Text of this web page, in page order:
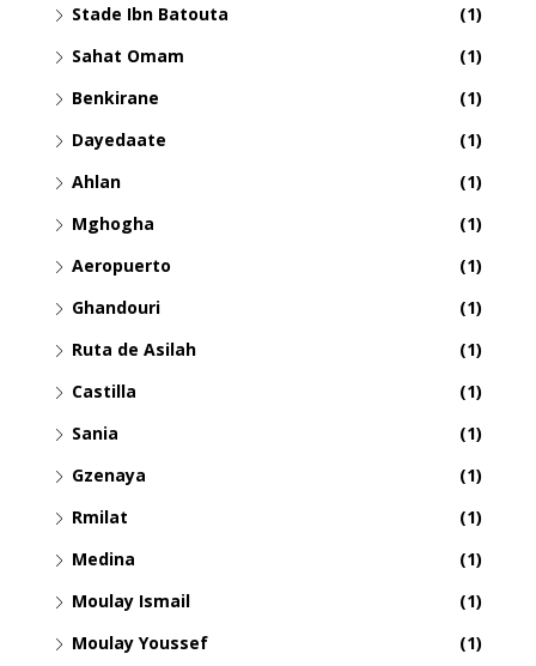
Stade Ibn Batouta
(1)
Sahat Omam
(1)
Benkirane
(1)
Dayedaate
(1)
Ahlan
(1)
Mghogha
(1)
Aeropuerto
(1)
Ghandouri
(1)
Ruta de Asilah
(1)
Castilla
(1)
Sania
(1)
Gzenaya
(1)
Rmilat
(1)
Medina
(1)
Moulay Ismail
(1)
Moulay Youssef
(1)